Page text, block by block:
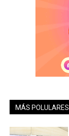
MÁS POLULARES